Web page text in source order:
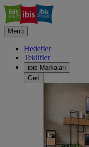
Menü
Hedefler
Teklifler
ibis Markaları
Geri